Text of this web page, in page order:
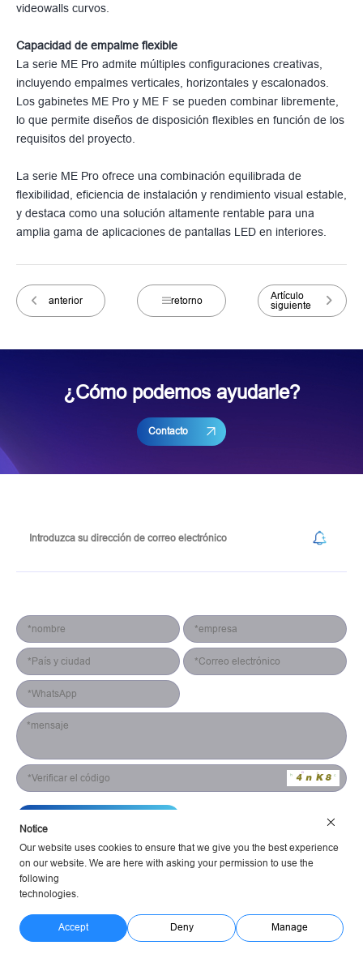
videowalls curvos.
Capacidad de empalme flexible
La serie ME Pro admite múltiples configuraciones creativas,
incluyendo empalmes verticales, horizontales y escalonados.
Los gabinetes ME Pro y ME F se pueden combinar libremente,
lo que permite diseños de disposición flexibles en función de los
requisitos del proyecto.
La serie ME Pro ofrece una combinación equilibrada de
flexibilidad, eficiencia de instalación y rendimiento visual estable,
y destaca como una solución altamente rentable para una
amplia gama de aplicaciones de pantallas LED en interiores.
anterior retorno
Artículo
siguiente
¿Cómo podemos ayudarle?
Contacto
Política de privacidad Alimentado Huahanlink
Notice
Our website uses cookies to ensure that we give you the best experience
on our website. We are here with asking your permission to use the
following
technologies.
Accept Deny Manage